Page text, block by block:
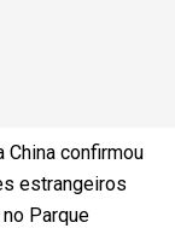
confirmou
estrangeiros
Parque